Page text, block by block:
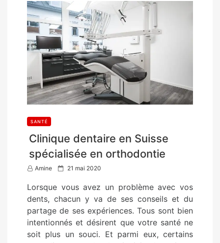
SANTÉ
Clinique dentaire en Suisse
spécialisée en orthodontie
Amine
P
s
t
e
d
o
21 mai 2020
Lorsque vous avez un problème avec vos
dents, chacun y va de ses conseils et du
partage de ses expériences. Tous sont bien
intentionnés et désirent que votre santé ne
soit plus un souci. Et parmi eux, certains